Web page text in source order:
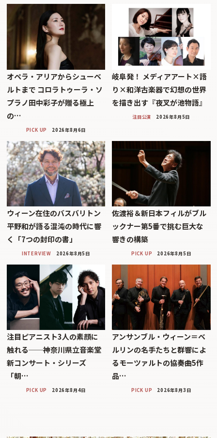
オペラ・アリアからシューベ
ルトまで コロラトゥーラ・ソ
プラノ田中彩子が贈る極上
の…
PICK UP 2026年8月6日
岐阜発！ メディアアート×語
り×和洋古楽器で幻想の世界
を描き出す『夜叉が池物語』
注目公演 2026年8月5日
ウィーン在住のバスバリトン
平野和が語る混沌の時代に響
く「7つの封印の書」
INTERVIEW 2026年8月5日
佐渡裕＆新日本フィルがブル
ックナー第5番で挑む巨大な
響きの構築
PICK UP 2026年8月5日
注目ピアニスト3人の素顔に
触れる──神奈川県立音楽堂
新コンサート・シリーズ
「朝…
PICK UP 2026年8月4日
アンサンブル・ウィーン＝ベ
ルリンの名手たちと群響によ
るモーツァルトの協奏曲5作
品…
PICK UP 2026年8月3日